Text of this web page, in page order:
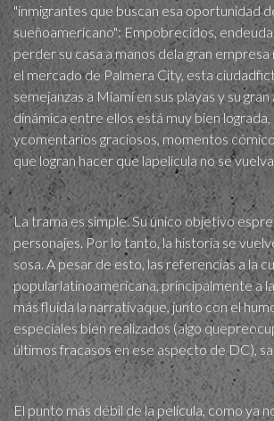
"inmigrantes que buscan esa oportunidad
sueñoamericano": Empobrecidos,
perder su casa a manos dela gran empresa
el mercado de Palmera City, esta
semejanzas a Miami en sus playas y su
dinámica entre ellos está muy bien
ycomentarios graciosos, momentos
que logran hacer que lapelícula no se
La trama es simple. Su único objetivo
personajes. Por lo tanto, la historia se
sosa. A pesar de esto, las referencias a la
popularlatinoamericana, principalmente a
más fluida la narrativaque, junto con el
especiales bien realizados (algo
últimos fracasos en ese aspecto de DC),
El punto más débil de la película, como ya